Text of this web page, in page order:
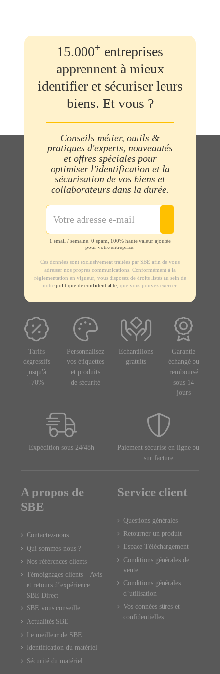
15.000+ entreprises
apprennent à mieux
identifier et sécuriser leurs
biens. Et vous ?
Conseils métier, outils &
pratiques d'experts, nouveautés
et offres spéciales pour
optimiser l'identification et la
sécurisation de vos biens et
collaborateurs dans la durée.
1 email / semaine. 0 spam, 100% haute valeur ajoutée
pour votre entreprise.
Ces données sont exclusivement traitées par SBE afin de vous
adresser nos propres communications. Conformément à la
règlementation en vigueur, vous disposez de droits listés au sein de
notre politique de confidentialité, que vous pouvez exercer.
Tarifs
dégressifs
jusqu'à
-70%
Personnalisez
vos étiquettes
et produits
de sécurité
Echantillons
gratuits
Garantie
échangé ou
remboursé
sous 14
jours
Expédition sous 24/48h
Paiement sécurisé en ligne ou
sur facture
A propos de
SBE
Contactez-nous
Qui sommes-nous ?
Nos références clients
Témoignages clients – Avis
et retours d’expérience
SBE Direct
SBE vous conseille
Actualités SBE
Le meilleur de SBE
Identification du matériel
Sécurité du matériel
Service client
Questions générales
Retourner un produit
Espace Téléchargement
Conditions générales de
vente
Conditions générales
d’utilisation
Vos données sûres et
confidentielles